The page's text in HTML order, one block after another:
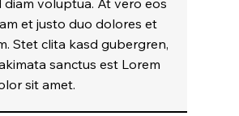
et justo duo dolores et
Stet clita kasd gubergren,
sanctus est Lorem
sit amet.